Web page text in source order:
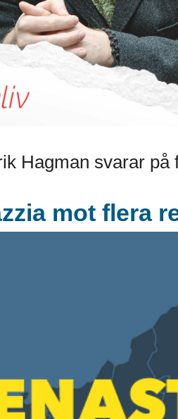
Hagman svarar på
mot flera